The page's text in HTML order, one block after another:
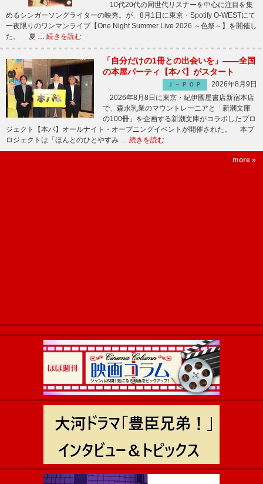
10代20代の同世代リスナーを中心に注目を集
めるシンガーソングライターの映秀。が、8月1日に東京・Spotify O-WESTにて
一夜限りのワンマンライブ【One Night Summer Live 2026 ～色祭～】を開催し
た。 夏 … 続きを読む
「自分だけの1冊との出会いを」――全国
の本屋パーティ【本パ】がスタート
Ｊ－ＰＯＰ
2026年8月9日
2026年8月8日に東京・紀伊國屋書店新宿本店
で、森永乳業のマウントレーニアと「新潮文庫
の100冊」を企画する新潮文庫がコラボしたプロ
ジェクト【本パ】オールナイト・オープニングイベントが開催された。 本プ
ロジェクトは「ほんとのひとやすみ … 続きを読む
more »